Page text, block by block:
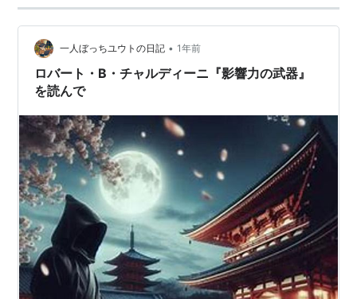
一人ぼっちユウトの日記 • 1年前
ロバート・B・チャルディーニ『影響力の武器』
を読んで